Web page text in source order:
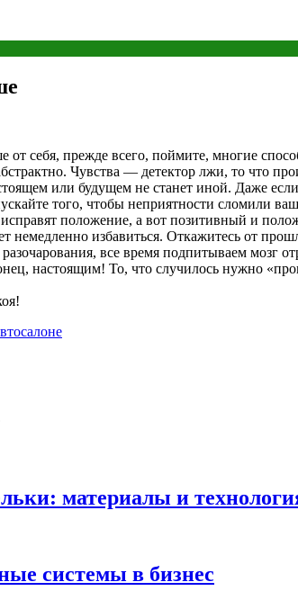
себя, прежде всего, поймите, многие
Чувства — детектор лжи, то что
или будущем не станет иной. Даже
того, чтобы неприятности сломили
положение, а вот позитивный и
немедленно избавиться. Откажитесь от
все время подпитываем мозг
настоящим! То, что случилось нужно
материалы и
системы в бизнес